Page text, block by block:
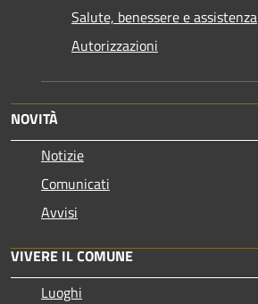
Salute, benessere e assistenza
Autorizzazioni
NOVITÀ
Notizie
Comunicati
Avvisi
VIVERE IL COMUNE
Luoghi